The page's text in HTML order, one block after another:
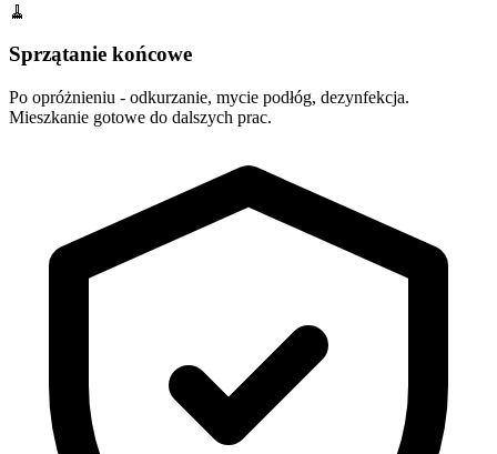
🧹
Sprzątanie końcowe
Po opróżnieniu - odkurzanie, mycie podłóg, dezynfekcja.
Mieszkanie gotowe do dalszych prac.